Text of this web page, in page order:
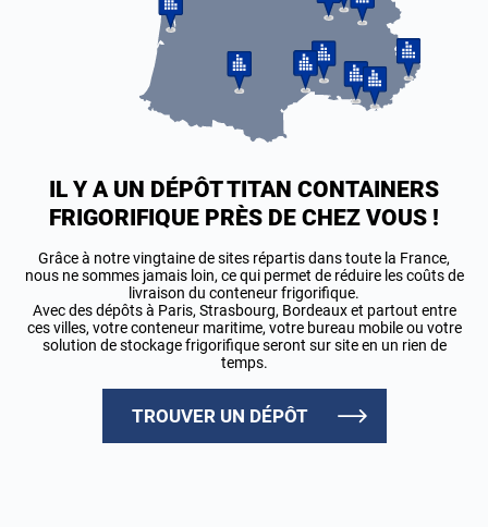
IL Y A UN DÉPÔT TITAN CONTAINERS
FRIGORIFIQUE PRÈS DE CHEZ VOUS !
Grâce à notre vingtaine de sites répartis dans toute la France,
nous ne sommes jamais loin, ce qui permet de réduire les coûts de
livraison du conteneur frigorifique.
Avec des dépôts à Paris, Strasbourg, Bordeaux et partout entre
ces villes, votre conteneur maritime, votre bureau mobile ou votre
solution de stockage frigorifique seront sur site en un rien de
temps.
TROUVER UN DÉPÔT